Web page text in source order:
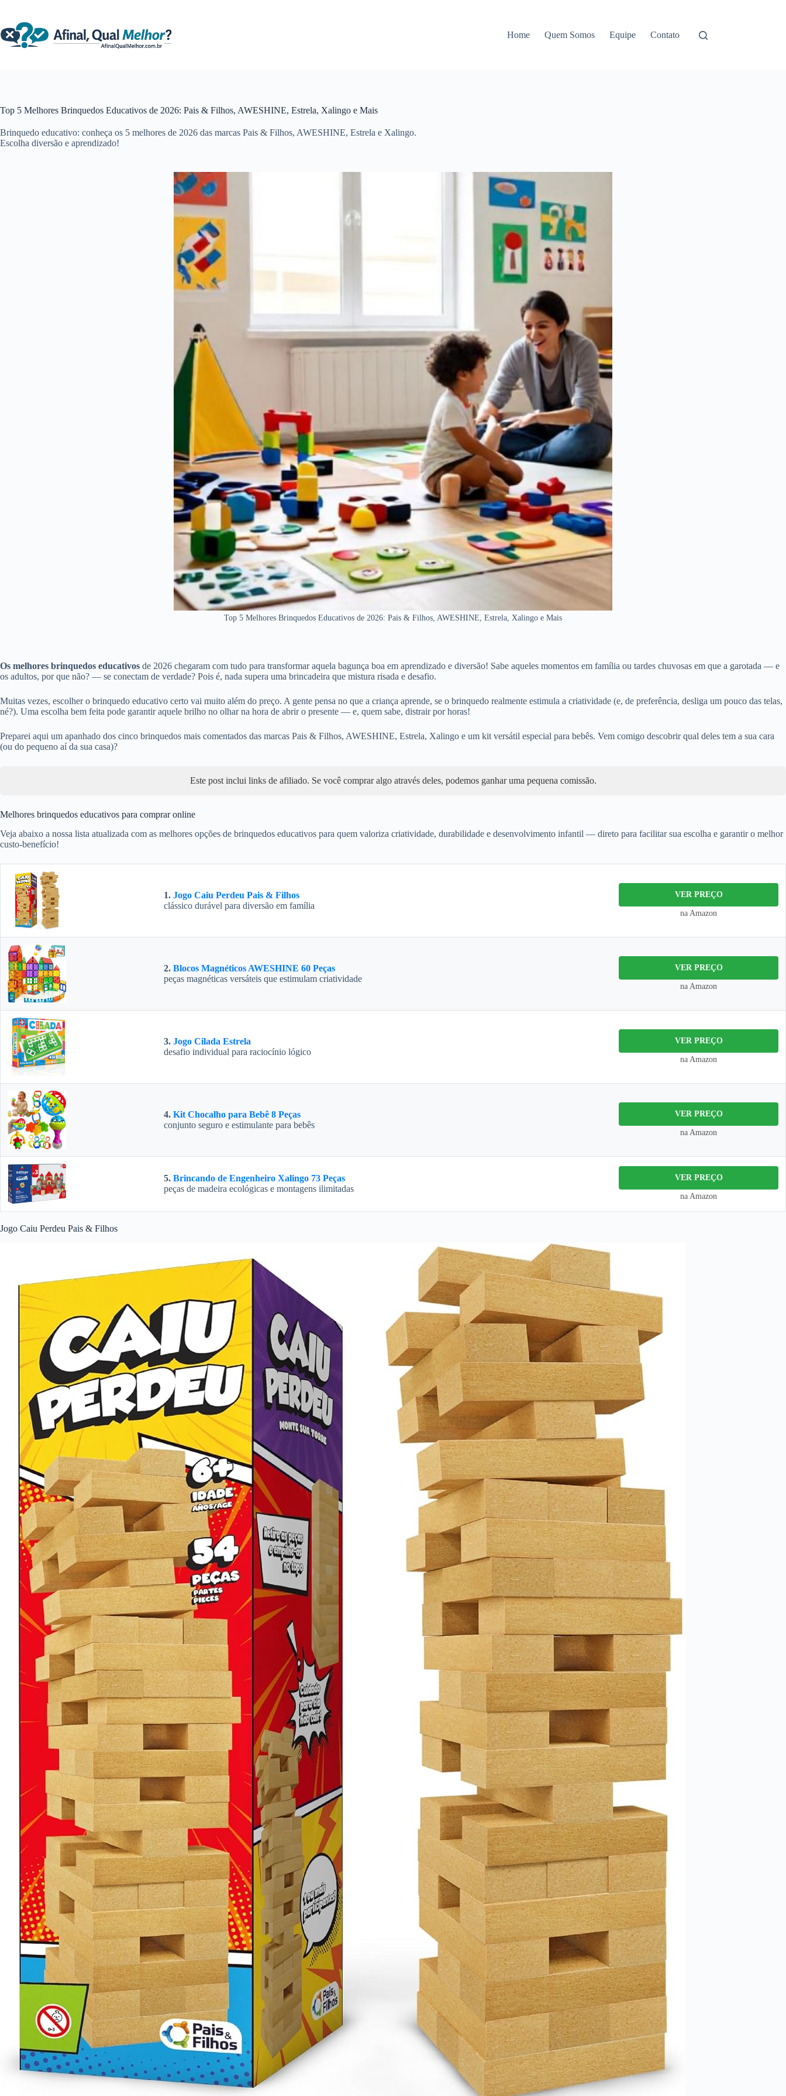
conteúdo
Home Quem Somos Equipe Contato
Top 5 Melhores Brinquedos Educativos de 2026: Pais & Filhos, AWESHINE, Estrela, Xalingo e Mais
Brinquedo educativo: conheça os 5 melhores de 2026 das marcas Pais & Filhos, AWESHINE, Estrela e Xalingo.
Escolha diversão e aprendizado!
Top 5 Melhores Brinquedos Educativos de 2026: Pais & Filhos, AWESHINE, Estrela, Xalingo e Mais
Os melhores brinquedos educativos de 2026 chegaram com tudo para transformar aquela bagunça boa em aprendizado e diversão! Sabe aqueles momentos em família ou tardes chuvosas em que a garotada — e
os adultos, por que não? — se conectam de verdade? Pois é, nada supera uma brincadeira que mistura risada e desafio.
Muitas vezes, escolher o brinquedo educativo certo vai muito além do preço. A gente pensa no que a criança aprende, se o brinquedo realmente estimula a criatividade (e, de preferência, desliga um pouco das telas,
né?). Uma escolha bem feita pode garantir aquele brilho no olhar na hora de abrir o presente — e, quem sabe, distrair por horas!
Preparei aqui um apanhado dos cinco brinquedos mais comentados das marcas Pais & Filhos, AWESHINE, Estrela, Xalingo e um kit versátil especial para bebês. Vem comigo descobrir qual deles tem a sua cara
(ou do pequeno aí da sua casa)?
Este post inclui links de afiliado. Se você comprar algo através deles, podemos ganhar uma pequena comissão.
Melhores brinquedos educativos para comprar online
Veja abaixo a nossa lista atualizada com as melhores opções de brinquedos educativos para quem valoriza criatividade, durabilidade e desenvolvimento infantil — direto para facilitar sua escolha e garantir o melhor
custo-benefício!
1. Jogo Caiu Perdeu Pais & Filhos
clássico durável para diversão em família
VER PREÇO
na Amazon
2. Blocos Magnéticos AWESHINE 60 Peças
peças magnéticas versáteis que estimulam criatividade
VER PREÇO
na Amazon
3. Jogo Cilada Estrela
desafio individual para raciocínio lógico
VER PREÇO
na Amazon
4. Kit Chocalho para Bebê 8 Peças
conjunto seguro e estimulante para bebês
VER PREÇO
na Amazon
5. Brincando de Engenheiro Xalingo 73 Peças
peças de madeira ecológicas e montagens ilimitadas
VER PREÇO
na Amazon
Jogo Caiu Perdeu Pais & Filhos